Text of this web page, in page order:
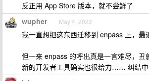
反正用 App Store 版本，就不尝鲜了
wupher May 4, 2022
我一直想把这东西迁移到 enpass 上，最
但一来 enpass 的呼出真是一言难尽，丑
新的开发者工具确实也很给力…… 纠结中